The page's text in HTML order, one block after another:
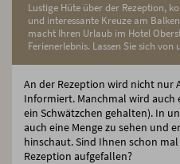
Lustige Hüte über der Rezeption,
und interessante Kreuze am
macht Ihren Urlaub im Hotel
Ferienerlebnis. Lassen Sie sich
An der Rezeption wird nicht nur
Informiert. Manchmal wird auch
ein Schwätzchen gehalten). In
auch eine Menge zu sehen und
hinschaut. Sind Ihnen schon
Rezeption aufgefallen?